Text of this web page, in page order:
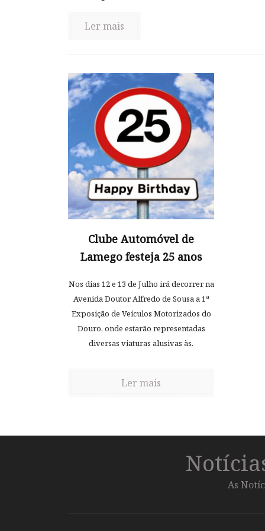
Ler mais
Clube Automóvel de
Lamego festeja 25 anos
Nos dias 12 e 13 de Julho irá decorrer na
Avenida Doutor Alfredo de Sousa a 1ª
Exposição de Veículos Motorizados do
Douro, onde estarão representadas
diversas viaturas alusivas às.
Ler mais
As